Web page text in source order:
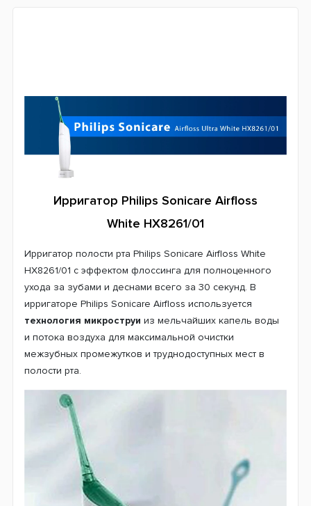
Ирригатор Philips Sonicare Airfloss
White HX8261/01
Ирригатор полости рта Philips Sonicare Airfloss White
HX8261/01 с эффектом флоссинга для полноценного
ухода за зубами и деснами всего за 30 секунд. В
ирригаторе Philips Sonicare Airfloss используется
технология микроструи из мельчайших капель воды
и потока воздуха для максимальной очистки
межзубных промежутков и труднодоступных мест в
полости рта.